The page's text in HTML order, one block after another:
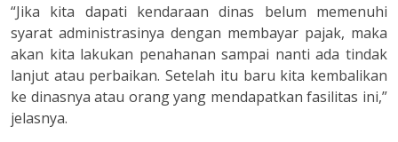
“Jika kita dapati kendaraan dinas belum memenuhi
syarat administrasinya dengan membayar pajak, maka
akan kita lakukan penahanan sampai nanti ada tindak
lanjut atau perbaikan. Setelah itu baru kita kembalikan
ke dinasnya atau orang yang mendapatkan fasilitas ini,”
jelasnya.